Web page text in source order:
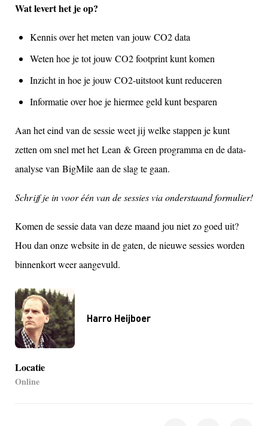
Harro Heijboer
Locatie
Online
Wat levert het je op?
Kennis over het meten van jouw CO2 data
Weten hoe je tot jouw CO2 footprint kunt komen
Inzicht in hoe je jouw CO2-uitstoot kunt reduceren
Informatie over hoe je hiermee geld kunt besparen
Aan het eind van de sessie weet jij welke stappen je kunt
zetten om snel met het Lean & Green programma en de data-
analyse van BigMile aan de slag te gaan.
Schrijf je in voor één van de sessies via onderstaand formulier!
Komen de sessie data van deze maand jou niet zo goed uit?
Hou dan onze website in de gaten, de nieuwe sessies worden
binnenkort weer aangevuld.